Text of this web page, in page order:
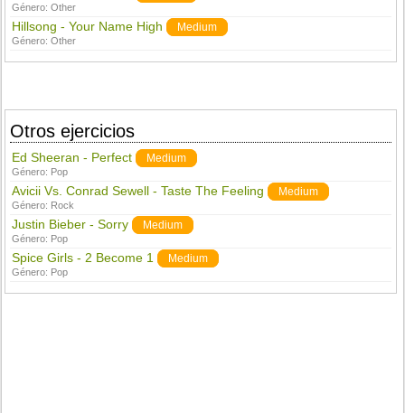
Género:Other
Hillsong - Your Name High Medium
Género:Other
Otros ejercicios
Ed Sheeran - Perfect Medium
Género: Pop
Avicii Vs. Conrad Sewell - Taste The Feeling Medium
Género: Rock
Justin Bieber - Sorry Medium
Género: Pop
Spice Girls - 2 Become 1 Medium
Género: Pop